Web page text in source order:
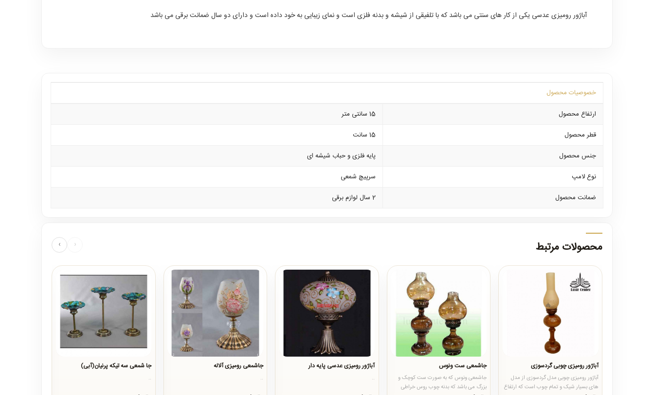
آباژور رومیزی عدسی یکی از کار های سنتی می باشد که با تلفیقی از شیشه و بدنه فلزی است و نمای زیبایی به خود داده است و دارای دو سال ضمانت برقی می باشد
خصوصیات محصول
ارتفاع محصول
15 سانتی متر
قطر محصول
15 سانت
جنس محصول
پایه فلزی و حباب شیشه ای
نوع لامپ
سرپیچ شمعی
ضمانت محصول
2 سال لوازم برقی
محصولات مرتبط ‹
›
آباژور رومیزی چوبی گردسوزی
آباژور رومیزی چوبی مدل گردسوزی از مدل
های بسیار شیک و تمام چوب است که ارتفاع
جاشمعی ست ونوس
جاشمعی ونوس که به صورت ست کوچک و
بزرگ می باشد که بدنه چوب روس خراطی
آباژور رومیزی عدسی پایه دار
..
جاشمعی رومیزی آلاله
..
جا شمعی سه تیکه پرنیان(آبی)
..